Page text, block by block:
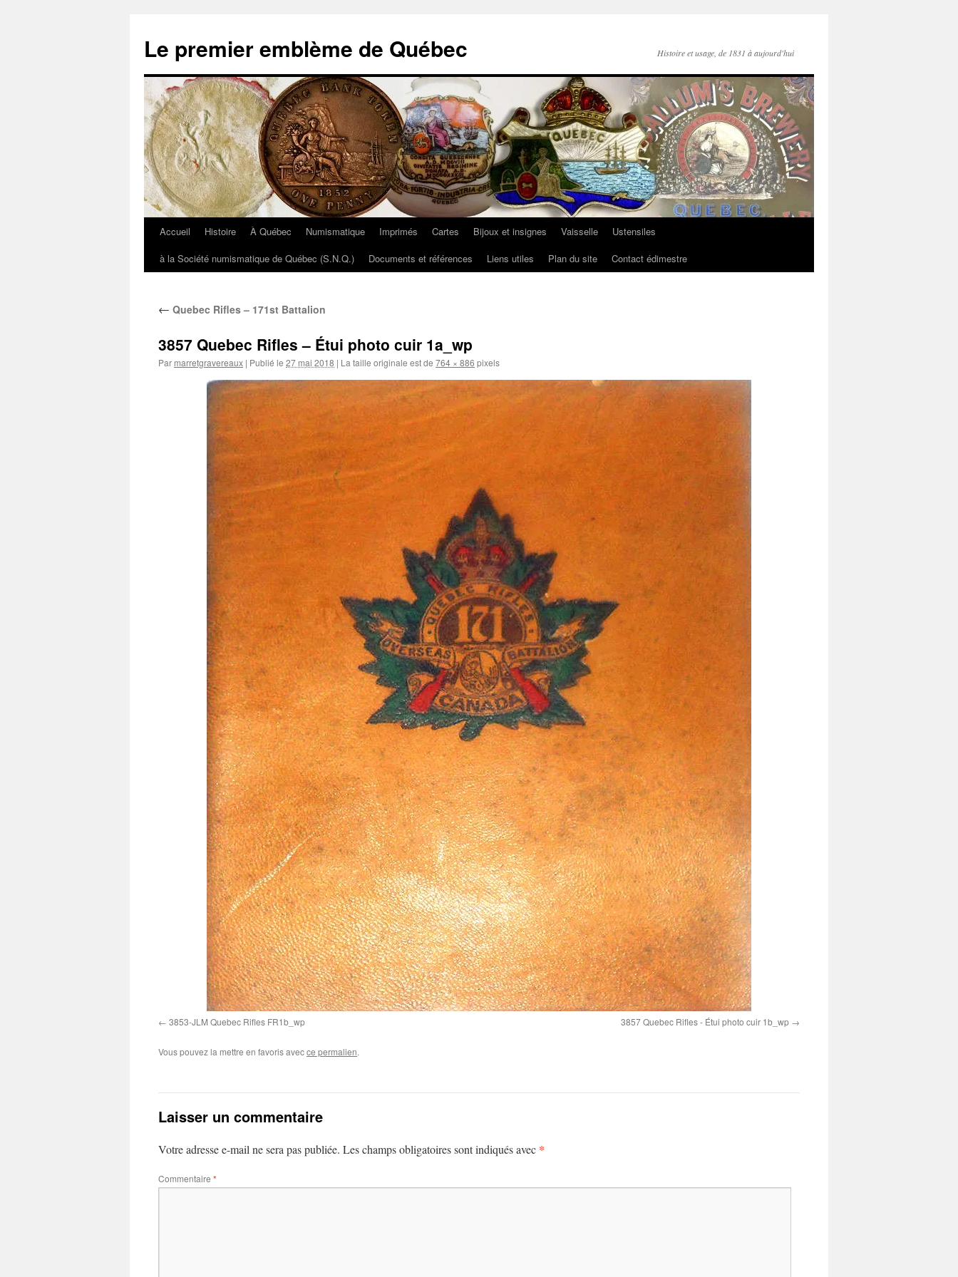
contenu
Le premier emblème de Québec Histoire et usage, de 1831 à aujourd'hui
Accueil Histoire À Québec Numismatique Imprimés Cartes Bijoux et insignes Vaisselle
Ustensiles
à la Société numismatique de Québec (S.N.Q.)
Documents et références Liens utiles Plan du site Contact édimestre
← Quebec Rifles – 171st Battalion
3857 Quebec Rifles – Étui photo cuir 1a_wp
Par marretgravereaux | Publié le 27 mai 2018 | La taille originale est de 764 × 886 pixels
3853-JLM Quebec Rifles FR1b_wp 3857 Quebec Rifles - Étui photo cuir 1b_wp
Vous pouvez la mettre en favoris avecce permalien.
Laisser un commentaire
Votre adresse e-mail ne sera pas publiée. Les champs obligatoires sont indiqués avec *
Commentaire *